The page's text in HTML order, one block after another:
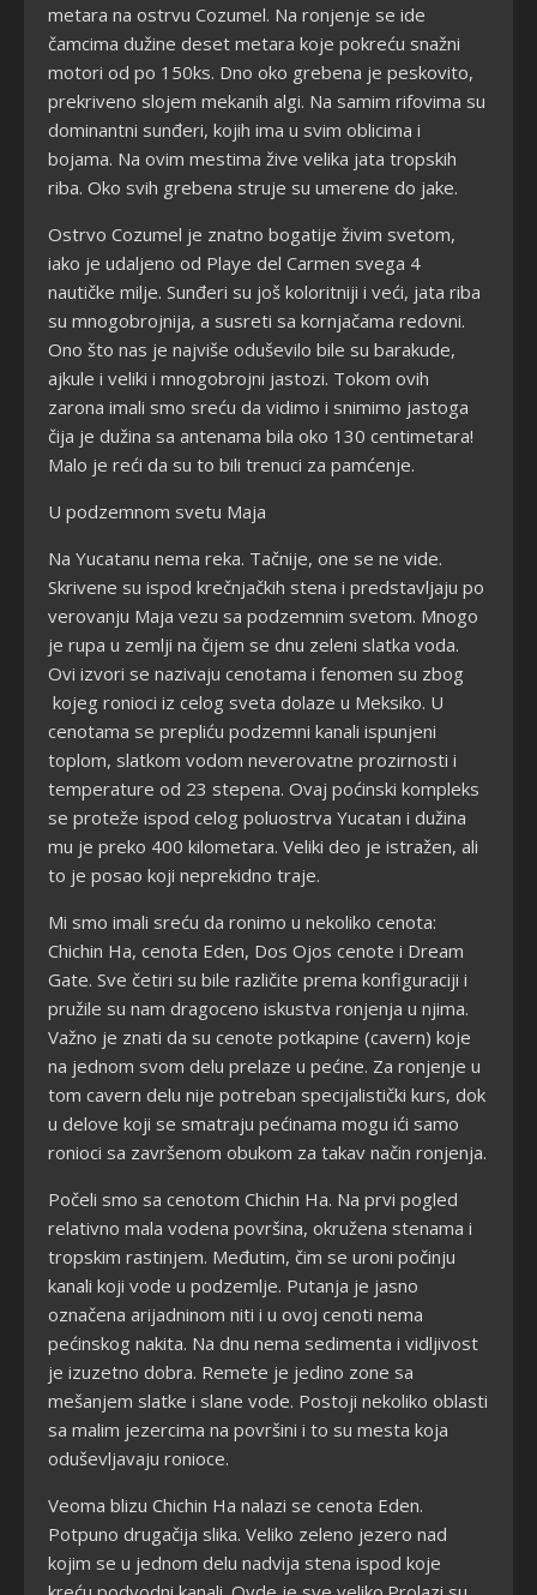
metara na ostrvu Cozumel. Na ronjenje se ide
čamcima dužine deset metara koje pokreću snažni
motori od po 150ks. Dno oko grebena je peskovito,
prekriveno slojem mekanih algi. Na samim rifovima su
dominantni sunđeri, kojih ima u svim oblicima i
bojama. Na ovim mestima žive velika jata tropskih
riba. Oko svih grebena struje su umerene do jake.
Ostrvo Cozumel je znatno bogatije živim svetom,
iako je udaljeno od Playe del Carmen svega 4
nautičke milje. Sunđeri su još koloritniji i veći, jata riba
su mnogobrojnija, a susreti sa kornjačama redovni.
Ono što nas je najviše oduševilo bile su barakude,
ajkule i veliki i mnogobrojni jastozi. Tokom ovih
zarona imali smo sreću da vidimo i snimimo jastoga
čija je dužina sa antenama bila oko 130 centimetara!
Malo je reći da su to bili trenuci za pamćenje.
U podzemnom svetu Maja
Na Yucatanu nema reka. Tačnije, one se ne vide.
Skrivene su ispod krečnjačkih stena i predstavljaju po
verovanju Maja vezu sa podzemnim svetom. Mnogo
je rupa u zemlji na čijem se dnu zeleni slatka voda.
Ovi izvori se nazivaju cenotama i fenomen su zbog
kojeg ronioci iz celog sveta dolaze u Meksiko. U
cenotama se prepliću podzemni kanali ispunjeni
toplom, slatkom vodom neverovatne prozirnosti i
temperature od 23 stepena. Ovaj poćinski kompleks
se proteže ispod celog poluostrva Yucatan i dužina
mu je preko 400 kilometara. Veliki deo je istražen, ali
to je posao koji neprekidno traje.
Mi smo imali sreću da ronimo u nekoliko cenota:
Chichin Ha, cenota Eden, Dos Ojos cenote i Dream
Gate. Sve četiri su bile različite prema konfiguraciji i
pružile su nam dragoceno iskustva ronjenja u njima.
Važno je znati da su cenote potkapine (cavern) koje
na jednom svom delu prelaze u pećine. Za ronjenje u
tom cavern delu nije potreban specijalistički kurs, dok
u delove koji se smatraju pećinama mogu ići samo
ronioci sa završenom obukom za takav način ronjenja.
Počeli smo sa cenotom Chichin Ha. Na prvi pogled
relativno mala vodena površina, okružena stenama i
tropskim rastinjem. Međutim, čim se uroni počinju
kanali koji vode u podzemlje. Putanja je jasno
označena arijadninom niti i u ovoj cenoti nema
pećinskog nakita. Na dnu nema sedimenta i vidljivost
je izuzetno dobra. Remete je jedino zone sa
mešanjem slatke i slane vode. Postoji nekoliko oblasti
sa malim jezercima na površini i to su mesta koja
oduševljavaju ronioce.
Veoma blizu Chichin Ha nalazi se cenota Eden.
Potpuno drugačija slika. Veliko zeleno jezero nad
kojim se u jednom delu nadvija stena ispod koje